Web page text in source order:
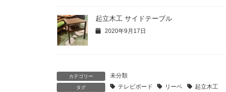
起立木工 サイドテーブル
2020年9月17日
カテゴリー 未分類
タグ テレビボード リーベ 起立木工